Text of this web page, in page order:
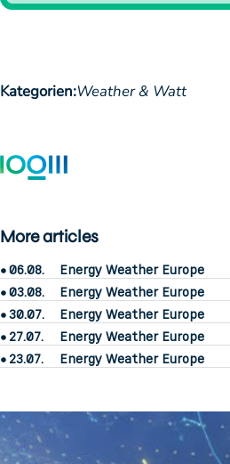
Kategorien:Weather & Watt
More articles
06.08.
Energy Weather Europe
03.08.
Energy Weather Europe
30.07.
Energy Weather Europe
27.07.
Energy Weather Europe
23.07.
Energy Weather Europe